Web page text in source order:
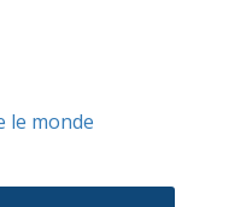
le monde